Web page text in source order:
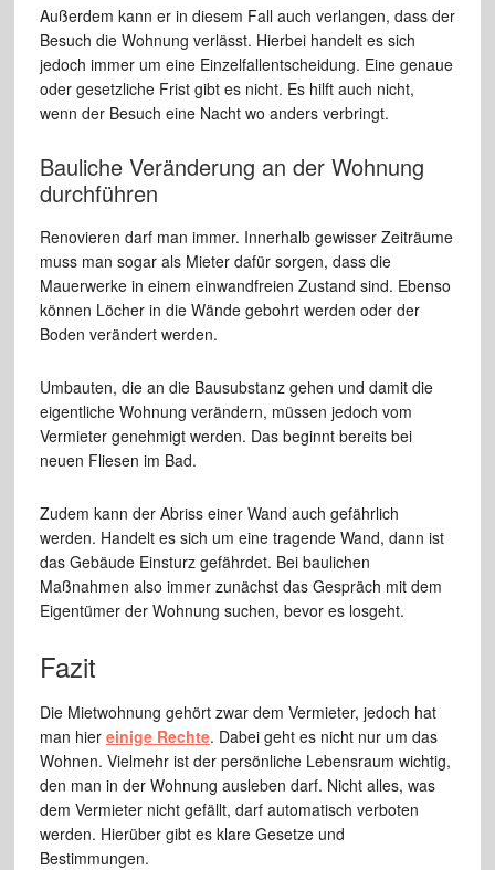
Außerdem kann er in diesem Fall auch verlangen, dass der
Besuch die Wohnung verlässt. Hierbei handelt es sich
jedoch immer um eine Einzelfallentscheidung. Eine genaue
oder gesetzliche Frist gibt es nicht. Es hilft auch nicht,
wenn der Besuch eine Nacht wo anders verbringt.
Bauliche Veränderung an der Wohnung
durchführen
Renovieren darf man immer. Innerhalb gewisser Zeiträume
muss man sogar als Mieter dafür sorgen, dass die
Mauerwerke in einem einwandfreien Zustand sind. Ebenso
können Löcher in die Wände gebohrt werden oder der
Boden verändert werden.
Umbauten, die an die Bausubstanz gehen und damit die
eigentliche Wohnung verändern, müssen jedoch vom
Vermieter genehmigt werden. Das beginnt bereits bei
neuen Fliesen im Bad.
Zudem kann der Abriss einer Wand auch gefährlich
werden. Handelt es sich um eine tragende Wand, dann ist
das Gebäude Einsturz gefährdet. Bei baulichen
Maßnahmen also immer zunächst das Gespräch mit dem
Eigentümer der Wohnung suchen, bevor es losgeht.
Fazit
Die Mietwohnung gehört zwar dem Vermieter, jedoch hat
man hier einige Rechte. Dabei geht es nicht nur um das
Wohnen. Vielmehr ist der persönliche Lebensraum wichtig,
den man in der Wohnung ausleben darf. Nicht alles, was
dem Vermieter nicht gefällt, darf automatisch verboten
werden. Hierüber gibt es klare Gesetze und
Bestimmungen.